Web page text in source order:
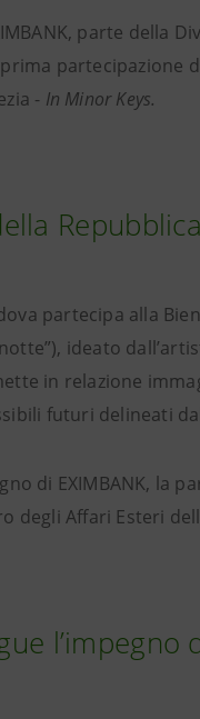
parte della
partecipazione
- In Minor Keys.
partecipa alla
ideato
in relazione
futuri delineati
di EXIMBANK, la
degli Affari Esteri